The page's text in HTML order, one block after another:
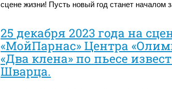
сцене жизни! Пусть новый год станет началом
25 декабря 2023 года на
«МойПарнас» Центра
«Два клена» по пьесе
Шварца.